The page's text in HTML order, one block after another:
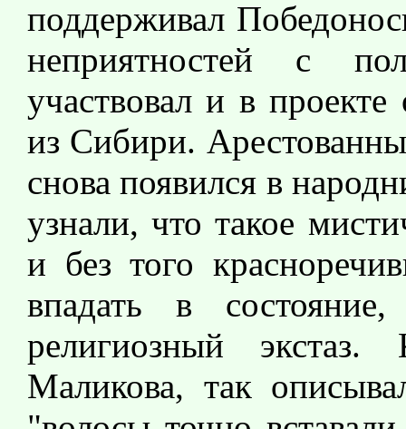
поддерживал
неприятностей с
участвовал и в
из Сибири.
снова появился в
узнали, что такое
и без того
впадать в
религиозный экстаз.
Маликова, так